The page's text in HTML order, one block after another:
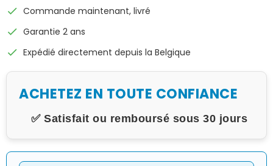
check Commande maintenant, livré
check Garantie 2 ans
check Expédié directement depuis la Belgique
ACHETEZ EN TOUTE CONFIANCE
✅ Satisfait ou remboursé sous 30 jours